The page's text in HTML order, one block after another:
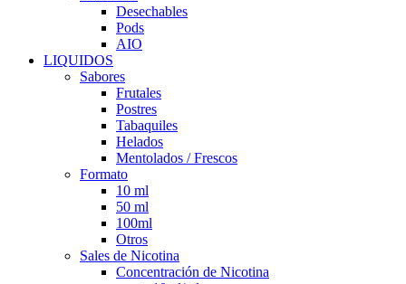
Desechables
Pods
AIO
LIQUIDOS
Sabores
Frutales
Postres
Tabaquiles
Helados
Mentolados / Frescos
Formato
10 ml
50 ml
100ml
Otros
Sales de Nicotina
Concentración de Nicotina